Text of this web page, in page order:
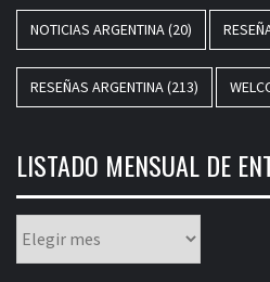
NOTICIAS ARGENTINA(20)
RESEÑAS ARGENTINA(213)
LISTADO MENSUAL DE
mensual